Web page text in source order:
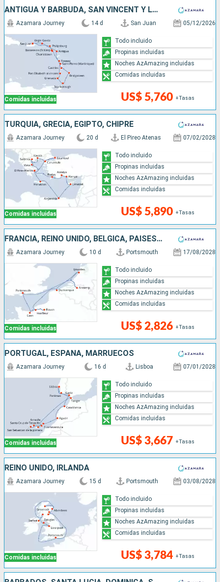
ANTIGUA Y BARBUDA, SAN VINCENT Y LAS GRANADINAS, GRENADA, TRINIDAD Y TOBAGO, BARBADOS, SANTA LUCIA, DOMINICA, SAN MARTÍN, PUERTO RICO
Comidas incluidas
Azamara Journey 14 d San Juan 05/12/2026
US$ 5,760 +Tasas
Todo incluido
Propinas incluidas
Noches AzAmazing incluidas
Comidas incluidas
TURQUÍA, GRECIA, EGIPTO, CHIPRE
Comidas incluidas
Azamara Journey 20 d El Pireo Atenas 07/02/2028
US$ 5,890 +Tasas
Todo incluido
Propinas incluidas
Noches AzAmazing incluidas
Comidas incluidas
FRANCIA, REINO UNIDO, BÉLGICA, PAISES BAJOS
Comidas incluidas
Azamara Journey 10 d Portsmouth 17/08/2028
US$ 2,826 +Tasas
Todo incluido
Propinas incluidas
Noches AzAmazing incluidas
Comidas incluidas
PORTUGAL, ESPAÑA, MARRUECOS
Comidas incluidas
Azamara Journey 16 d Lisboa 07/01/2028
US$ 3,667 +Tasas
Todo incluido
Propinas incluidas
Noches AzAmazing incluidas
Comidas incluidas
REINO UNIDO, IRLANDA
Comidas incluidas
Azamara Journey 15 d Portsmouth 03/08/2028
US$ 3,784 +Tasas
Todo incluido
Propinas incluidas
Noches AzAmazing incluidas
Comidas incluidas